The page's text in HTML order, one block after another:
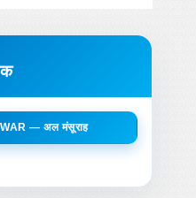
— अल मंसूराह